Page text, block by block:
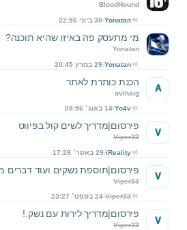
BloodHound
Yonatan 30 ביוני 22:56
מי מתעסק פה באיזו שהיא תוכנה?
Yonatan
Yonatan 29 במרץ 20:45
הכנת כותרת לאתר
avihaig
Yo4v 14 באוג׳ 08:56
A
פירסום|מדריך לשים קול בפיווט
Viper33
iReality 29 באפר׳ 17:29
V
פירסום|תוספת נשקים ועוד דברים
Viper33
Viper33 24 בספט׳ 23:27
V
פירסום|מדריך לירות עם נשק.!
Viper33 V